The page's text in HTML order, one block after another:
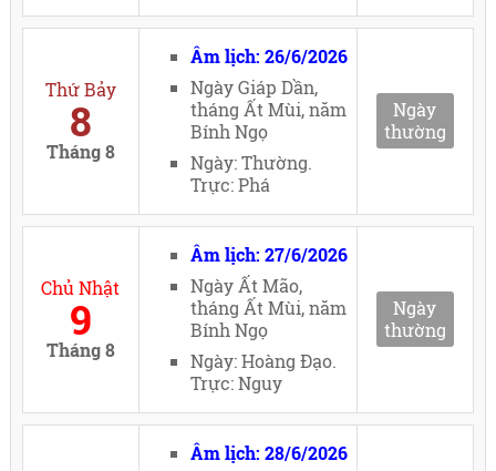
Thứ Bảy
8
Tháng 8
Âm lịch: 26/6/2026
Ngày Giáp Dần,
tháng Ất Mùi, năm
Bính Ngọ
Ngày: Thường.
Trực: Phá
Ngày
thường
Chủ Nhật
9
Tháng 8
Âm lịch: 27/6/2026
Ngày Ất Mão,
tháng Ất Mùi, năm
Bính Ngọ
Ngày: Hoàng Đạo.
Trực: Nguy
Ngày
thường
Âm lịch: 28/6/2026